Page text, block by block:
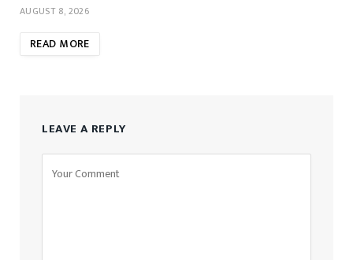
AUGUST 8, 2026
READ MORE
LEAVE A REPLY